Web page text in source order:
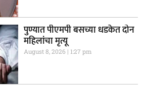
पुण्यात पीएमपी बसच्या धडकेत दोन
महिलांचा मृत्यू
August 8, 2026 1:27 pm